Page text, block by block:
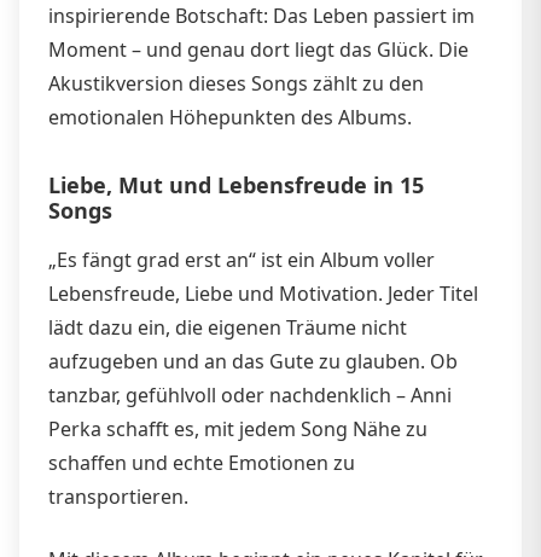
inspirierende Botschaft: Das Leben passiert im
Moment – und genau dort liegt das Glück. Die
Akustikversion dieses Songs zählt zu den
emotionalen Höhepunkten des Albums.
Liebe, Mut und Lebensfreude in 15
Songs
„Es fängt grad erst an“ ist ein Album voller
Lebensfreude, Liebe und Motivation. Jeder Titel
lädt dazu ein, die eigenen Träume nicht
aufzugeben und an das Gute zu glauben. Ob
tanzbar, gefühlvoll oder nachdenklich – Anni
Perka schafft es, mit jedem Song Nähe zu
schaffen und echte Emotionen zu
transportieren.